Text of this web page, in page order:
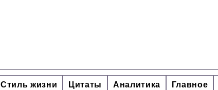
Стиль жизни Цитаты Аналитика Главное